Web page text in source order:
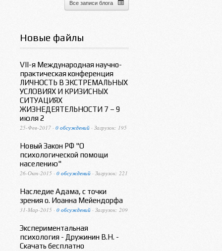
Все записи блога
Новые файлы
VII-я Международная научно-
практическая конференция
ЛИЧНОСТЬ В ЭКСТРЕМАЛЬНЫХ
УСЛОВИЯХ И КРИЗИСНЫХ
СИТУАЦИЯХ
ЖИЗНЕДЕЯТЕЛЬНОСТИ 7 – 9
июля 2
25-Фев-2017 · 0 обсуждений · Загрузок: 195
Новый Закон РФ "О
психологической помощи
населению"
26-Окт-2015 · 0 обсуждений · Загрузок: 221
Наследие Адама, с точки
зрения о. Иоанна Мейендорфа
31-Мар-2015 · 0 обсуждений · Загрузок: 209
Экспериментальная
психология - Дружинин В.Н. -
Скачать бесплатно